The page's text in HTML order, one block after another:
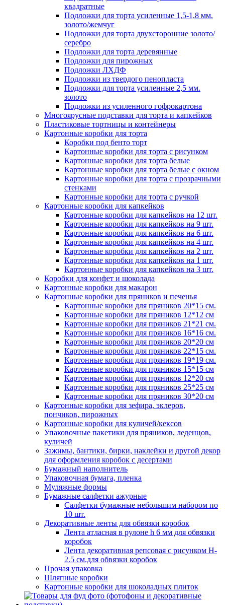
квадратные
Подложки для торта усиленные 1,5-1,8 мм.
золото/жемчуг
Подложки для торта двухсторонние золото/
серебро
Подложки для торта деревянные
Подложки для пирожных
Подложки ЛХДФ
Подложки из твердого пенопласта
Подложки для торта усиленные 2,5 мм.
золото
Подложки из усиленного гофрокартона
Многоярусные подставки для торта и капкейков
Пластиковые тортницы и контейнеры
Картонные коробки для торта
Коробки под бенто торт
Картонные коробки для торта с рисунком
Картонные коробки для торта белые
Картонные коробки для торта белые с окном
Картонные коробки для торта с прозрачными
стенками
Картонные коробки для торта с ручкой
Картонные коробки для капкейков
Картонные коробки для капкейков на 12 шт.
Картонные коробки для капкейков на 9 шт.
Картонные коробки для капкейков на 6 шт.
Картонные коробки для капкейков на 4 шт.
Картонные коробки для капкейков на 2 шт.
Картонные коробки для капкейков на 1 шт.
Картонные коробки для капкейков на 3 шт.
Коробки для конфет и шоколада
Картонные коробки для макарон
Картонные коробки для пряников и печенья
Картонные коробки для пряников 20*15 см.
Картонные коробки для пряников 12*12 см
Картонные коробки для пряников 21*21 см.
Картонные коробки для пряников 16*16 см.
Картонные коробки для пряников 20*20 см
Картонные коробки для пряников 22*15 см.
Картонные коробки для пряников 19*19 см.
Картонные коробки для пряников 15*15 см
Картонные коробки для пряников 12*20 см
Картонные коробки для пряников 25*25 см
Картонные коробки для пряников 30*20 см
Картонные коробки для зефира, эклеров,
пончиков, пирожных
Картонные коробки для куличей/кексов
Упаковочные пакетики для пряников, леденцов,
куличей
Зажимы, бантики, бирки, наклейки и другой декор
для оформления коробок с десертами
Бумажный наполнитель
Упаковочная бумага, пленка
Муляжные формы
Бумажные салфетки ажурные
Салфетки бумажные небольшим набором по
10 шт.
Декоративные ленты для обвязки коробок
Лента атласная в рулоне h 6 мм для обвязки
коробок
Лента декоративная репсовая с рисунком H-
2.5 см.для обвязки коробок
Прочая упаковка
Шляпные коробки
Картонные коробки для шоколадных плиток